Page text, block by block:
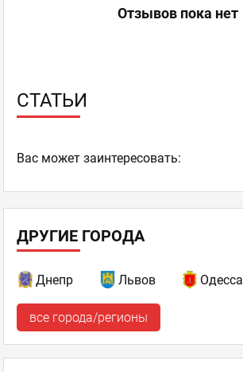
Отзывов пока нет
СТАТЬИ
Ваc может заинтересовать:
ДРУГИЕ ГОРОДА
Днепр Львов Одесса
все города/регионы